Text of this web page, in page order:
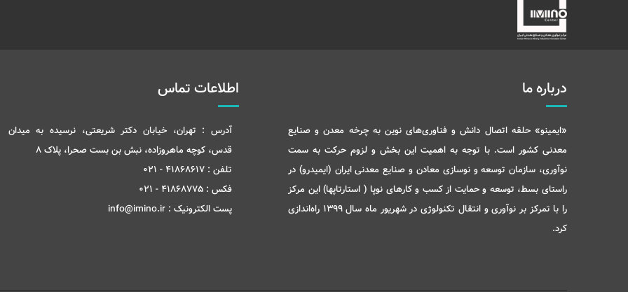
درباره ما
«ایمینو» حلقه اتصال دانش و فناوری‌های نوین به چرخه معدن و صنایع
معدنی کشور است. با توجه به اهمیت این بخش و لزوم حرکت به سمت
نوآوری، سازمان توسعه و نوسازی معادن و صنایع معدنی ایران (ایمیدرو) در
راستای بسط، توسعه و حمایت از کسب و کارهای نوپا ( استارتاپها) این مرکز
را با تمرکز بر نوآوری و انتقال تکنولوژی در شهریور ماه سال 1399 راه‌اندازی
کرد.
اطلاعات تماس
آدرس : تهران، خیابان دکتر شریعتی، نرسیده به میدان
قدس، کوچه ماهروزاده، نبش بن بست صحرا، پلاک 8
تلفن : 41868617 - 021
فکس : 41868775 - 021
پست الکترونیک : info@imino.ir